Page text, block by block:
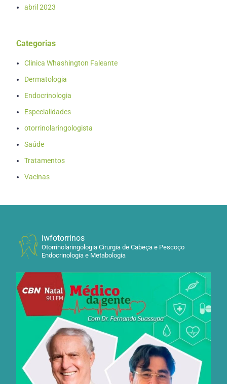
abril 2023
Categorias
Clinica Whashington Faleante
Dermatologia
Endocrinologia
Especialidades
otorrinolaringologista
Saúde
Tratamentos
Vacinas
iwfotorrinos
Otorrinolaringologia Cirurgia de Cabeça e Pescoço
Endocrinologia e Metabologia